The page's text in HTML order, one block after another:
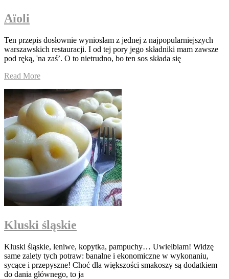
Aï​​oli
Ten przepis dosłownie wyniosłam z jednej z najpopularniejszych
warszawskich restauracji. I od tej pory jego składniki mam zawsze
pod ręką, 'na zaś’. O to nietrudno, bo ten sos składa się
Read More
Kluski śląskie
Kluski śląskie, leniwe, kopytka, pampuchy… Uwielbiam! Widzę
same zalety tych potraw: banalne i ekonomiczne w wykonaniu,
sycące i przepyszne! Choć dla większości smakoszy są dodatkiem
do dania głównego, to ja